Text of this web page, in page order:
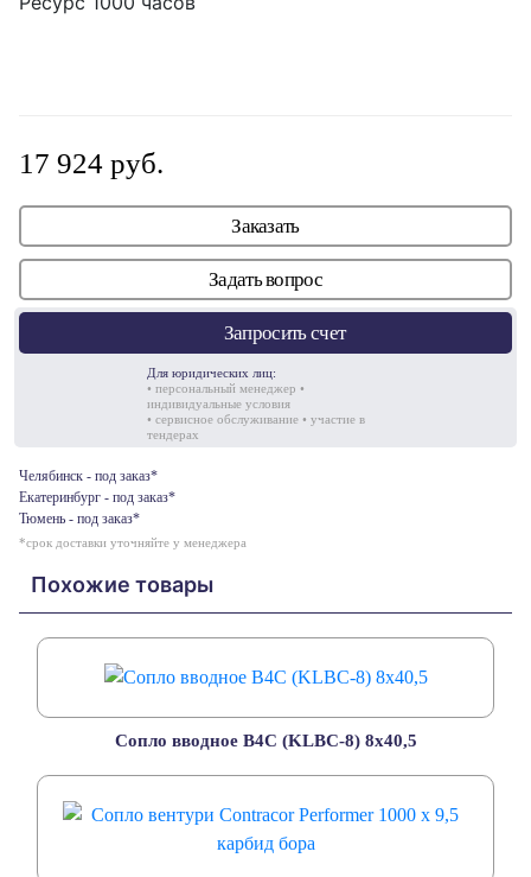
17 924 руб.
Заказать
Задать вопрос
Запросить счет
Для юридических лиц:
• персональный менеджер •
индивидуальные условия
• сервисное обслуживание • участие в
тендерах
Челябинск - под заказ*
Екатеринбург - под заказ*
Тюмень - под заказ*
*срок доставки уточняйте у менеджера
Похожие товары
Сопло вводное B4C (KLBC-8) 8x40,5